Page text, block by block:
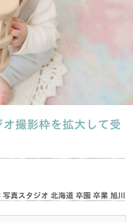
撮影枠を拡大して受
写真スタジオ 北海道 卒園 卒業 旭川